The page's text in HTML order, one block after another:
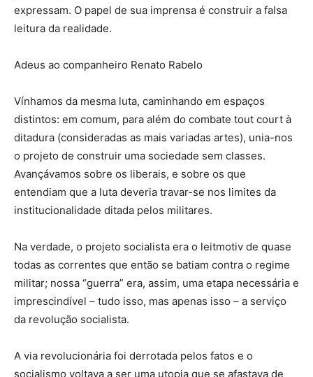
expressam. O papel de sua imprensa é construir a falsa
leitura da realidade.
Adeus ao companheiro Renato Rabelo
Vínhamos da mesma luta, caminhando em espaços
distintos: em comum, para além do combate tout court à
ditadura (consideradas as mais variadas artes), unia-nos
o projeto de construir uma sociedade sem classes.
Avançávamos sobre os liberais, e sobre os que
entendiam que a luta deveria travar-se nos limites da
institucionalidade ditada pelos militares.
Na verdade, o projeto socialista era o leitmotiv de quase
todas as correntes que então se batiam contra o regime
militar; nossa “guerra” era, assim, uma etapa necessária e
imprescindível – tudo isso, mas apenas isso – a serviço
da revolução socialista.
A via revolucionária foi derrotada pelos fatos e o
socialismo voltava a ser uma utopia que se afastava de